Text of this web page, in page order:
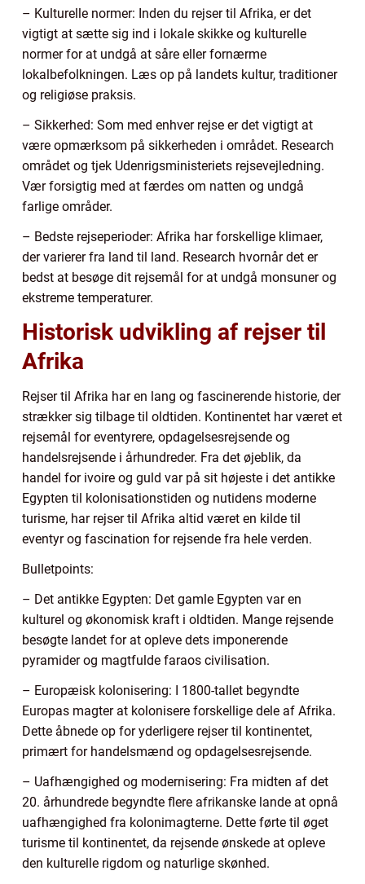
– Kulturelle normer: Inden du rejser til Afrika, er det
vigtigt at sætte sig ind i lokale skikke og kulturelle
normer for at undgå at såre eller fornærme
lokalbefolkningen. Læs op på landets kultur, traditioner
og religiøse praksis.
– Sikkerhed: Som med enhver rejse er det vigtigt at
være opmærksom på sikkerheden i området. Research
området og tjek Udenrigsministeriets rejsevejledning.
Vær forsigtig med at færdes om natten og undgå
farlige områder.
– Bedste rejseperioder: Afrika har forskellige klimaer,
der varierer fra land til land. Research hvornår det er
bedst at besøge dit rejsemål for at undgå monsuner og
ekstreme temperaturer.
Historisk udvikling af rejser til
Afrika
Rejser til Afrika har en lang og fascinerende historie, der
strækker sig tilbage til oldtiden. Kontinentet har været et
rejsemål for eventyrere, opdagelsesrejsende og
handelsrejsende i århundreder. Fra det øjeblik, da
handel for ivoire og guld var på sit højeste i det antikke
Egypten til kolonisationstiden og nutidens moderne
turisme, har rejser til Afrika altid været en kilde til
eventyr og fascination for rejsende fra hele verden.
Bulletpoints:
– Det antikke Egypten: Det gamle Egypten var en
kulturel og økonomisk kraft i oldtiden. Mange rejsende
besøgte landet for at opleve dets imponerende
pyramider og magtfulde faraos civilisation.
– Europæisk kolonisering: I 1800-tallet begyndte
Europas magter at kolonisere forskellige dele af Afrika.
Dette åbnede op for yderligere rejser til kontinentet,
primært for handelsmænd og opdagelsesrejsende.
– Uafhængighed og modernisering: Fra midten af det
20. århundrede begyndte flere afrikanske lande at opnå
uafhængighed fra kolonimagterne. Dette førte til øget
turisme til kontinentet, da rejsende ønskede at opleve
den kulturelle rigdom og naturlige skønhed.